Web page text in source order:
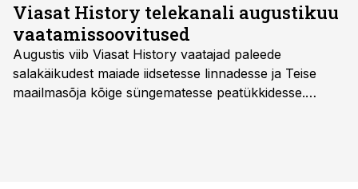
Viasat History telekanali augustikuu
vaatamissoovitused
Augustis viib Viasat History vaatajad paleede
salakäikudest maiade iidsetesse linnadesse ja Teise
maailmasõja kõige süngematesse peatükkidesse.